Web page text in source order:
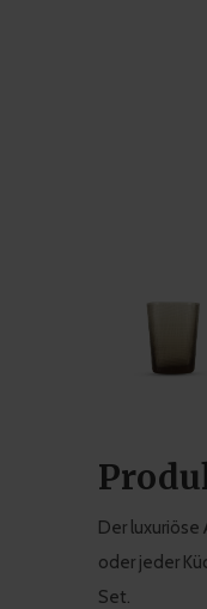
Der luxuriöse
oder jeder
Set.